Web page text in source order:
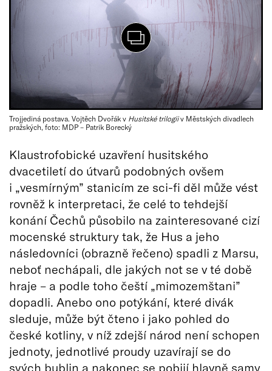
Trojjediná postava. Vojtěch Dvořák v Husitské trilogiiv Městských divadlech
pražských, foto: MDP – Patrik Borecký
Klaustrofobické uzavření husitského
dvacetiletí do útvarů podobných ovšem
i „vesmírným” stanicím ze sci-fi děl může vést
rovněž k interpretaci, že celé to tehdejší
konání Čechů působilo na zainteresované cizí
mocenské struktury tak, že Hus a jeho
následovníci (obrazně řečeno) spadli z Marsu,
neboť nechápali, dle jakých not se v té době
hraje – a podle toho čeští „mimozemštani”
dopadli. Anebo ono potýkání, které divák
sleduje, může být čteno i jako pohled do
české kotliny, v níž zdejší národ není schopen
jednoty, jednotlivé proudy uzavírají se do
svých bublin a nakonec se pobijí hlavně samy